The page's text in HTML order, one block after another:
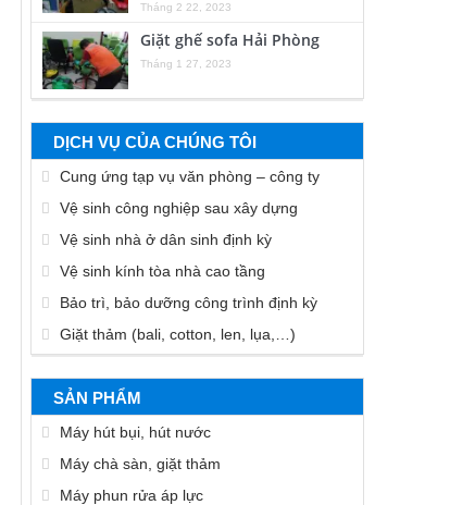
Tháng 2 22, 2023
Giặt ghế sofa Hải Phòng
Tháng 1 27, 2023
DỊCH VỤ CỦA CHÚNG TÔI
Cung ứng tạp vụ văn phòng – công ty
Vệ sinh công nghiệp sau xây dựng
Vệ sinh nhà ở dân sinh định kỳ
Vệ sinh kính tòa nhà cao tầng
Bảo trì, bảo dưỡng công trình định kỳ
Giặt thảm (bali, cotton, len, lụa,…)
SẢN PHẨM
Máy hút bụi, hút nước
Máy chà sàn, giặt thảm
Máy phun rửa áp lực